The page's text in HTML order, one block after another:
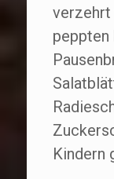
verzehrt
peppten
Kindern